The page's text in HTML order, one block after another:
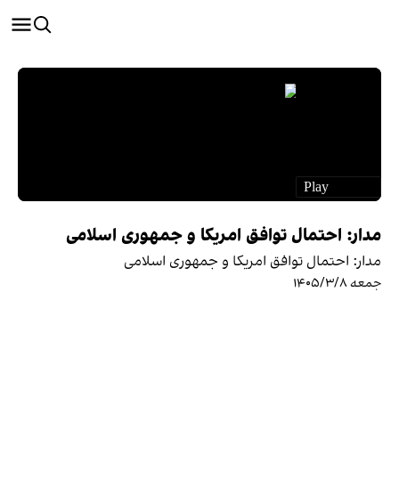
مدار: احتمال توافق امریکا و جمهوری اسلامی
مدار: احتمال توافق امریکا و جمهوری اسلامی
جمعه ۱۴۰۵/۳/۸